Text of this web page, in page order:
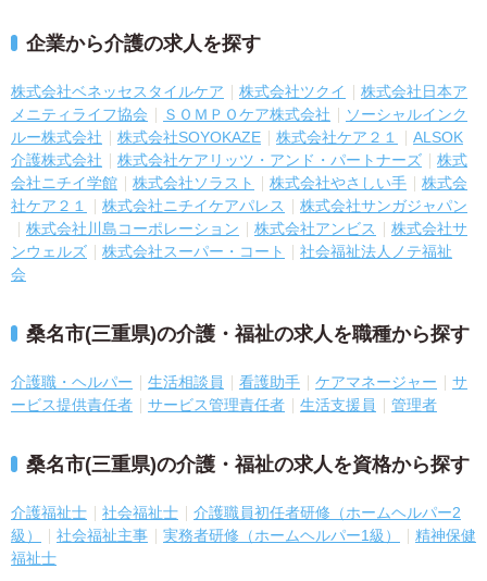
企業から介護の求人を探す
株式会社ベネッセスタイルケア 株式会社ツクイ
株式会社日本ア
メニティライフ協会
ＳＯＭＰＯケア株式会社
ソーシャルインク
ルー株式会社
株式会社SOYOKAZE 株式会社ケア２１
ALSOK
介護株式会社
株式会社ケアリッツ・アンド・パートナーズ
株式
会社ニチイ学館
株式会社ソラスト 株式会社やさしい手
株式会
社ケア２１
株式会社ニチイケアパレス
株式会社サンガジャパン
株式会社川島コーポレーション
株式会社アンビス
株式会社サ
ンウェルズ
株式会社スーパー・コート
社会福祉法人ノテ福祉
会
桑名市(三重県)の介護・福祉の求人を職種から探す
介護職・ヘルパー 生活相談員 看護助手 ケアマネージャー
サ
ービス提供責任者
サービス管理責任者 生活支援員 管理者
桑名市(三重県)の介護・福祉の求人を資格から探す
介護福祉士 社会福祉士
介護職員初任者研修（ホームヘルパー2
級）
社会福祉主事 実務者研修（ホームヘルパー1級）
精神保健
福祉士